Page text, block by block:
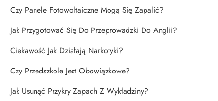
Czy Panele Fotowoltaiczne Mogą Się Zapalić?
Jak Przygotować Się Do Przeprowadzki Do Anglii?
Ciekawość Jak Działają Narkotyki?
Czy Przedszkole Jest Obowiązkowe?
Jak Usunąć Przykry Zapach Z Wykładziny?